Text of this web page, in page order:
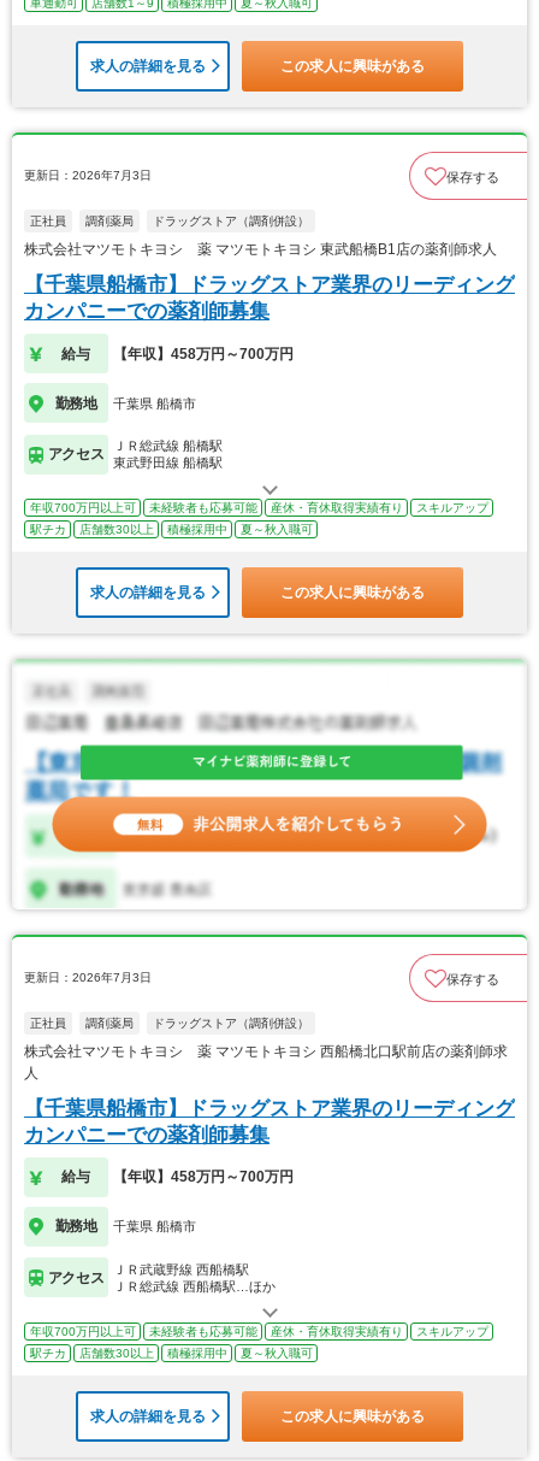
車通勤可 店舗数1～9 積極採用中 夏～秋入職可
求人の詳細を見る この求人に興味がある
更新日：2026年7月3日 保存する
正社員 調剤薬局 ドラッグストア（調剤併設）
株式会社マツモトキヨシ 薬 マツモトキヨシ 東武船橋B1店の薬剤師求人
【千葉県船橋市】ドラッグストア業界のリーディング
カンパニーでの薬剤師募集
給与 【年収】458万円～700万円
勤務地 千葉県 船橋市
アクセス
ＪＲ総武線 船橋駅
東武野田線 船橋駅
年収700万円以上可 未経験者も応募可能 産休・育休取得実績有り
スキルアップ
駅チカ
店舗数30以上 積極採用中 夏～秋入職可
求人の詳細を見る この求人に興味がある
更新日：2026年7月3日 保存する
正社員 調剤薬局 ドラッグストア（調剤併設）
株式会社マツモトキヨシ 薬 マツモトキヨシ 西船橋北口駅前店の薬剤師求
人
【千葉県船橋市】ドラッグストア業界のリーディング
カンパニーでの薬剤師募集
給与 【年収】458万円～700万円
勤務地 千葉県 船橋市
アクセス
ＪＲ武蔵野線 西船橋駅
ＪＲ総武線 西船橋駅…ほか
年収700万円以上可 未経験者も応募可能 産休・育休取得実績有り
スキルアップ
駅チカ
店舗数30以上 積極採用中 夏～秋入職可
求人の詳細を見る この求人に興味がある